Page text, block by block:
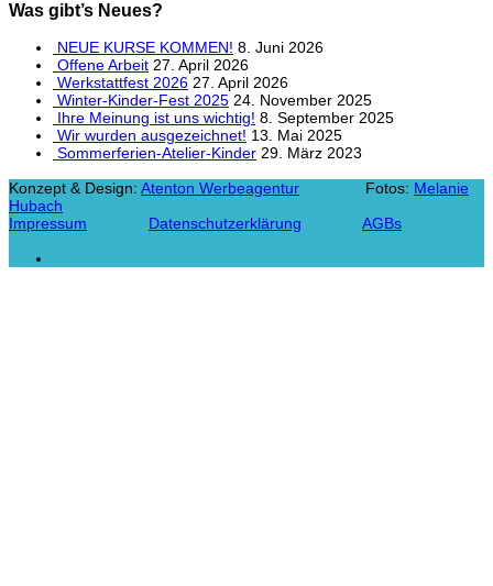
Was gibt’s Neues?
NEUE KURSE KOMMEN! 8. Juni 2026
Offene Arbeit 27. April 2026
Werkstattfest 2026 27. April 2026
Winter-Kinder-Fest 2025 24. November 2025
Ihre Meinung ist uns wichtig! 8. September 2025
Wir wurden ausgezeichnet! 13. Mai 2025
Sommerferien-Atelier-Kinder 29. März 2023
Konzept & Design: Atenton Werbeagentur Fotos: Melanie
Hubach
Impressum
Datenschutzerklärung AGBs